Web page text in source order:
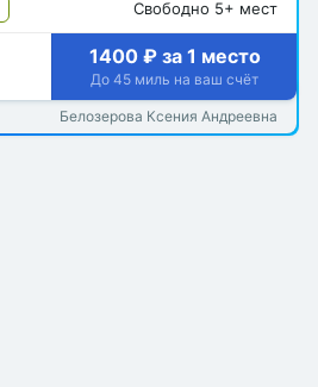
Свободно 5+ мест
1400 ₽ за 1 место
До 45 миль на ваш счёт
Белозерова Ксения Андреевна